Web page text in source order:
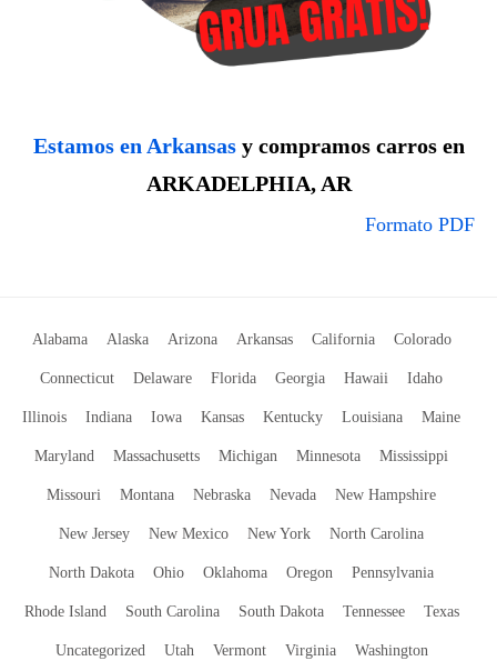
Estamos en Arkansasy compramos carros en
ARKADELPHIA, AR
Formato PDF
Alabama Alaska Arizona Arkansas California Colorado
Connecticut Delaware Florida Georgia Hawaii Idaho
Illinois Indiana Iowa Kansas Kentucky Louisiana Maine
Maryland Massachusetts Michigan Minnesota Mississippi
Missouri Montana Nebraska Nevada New Hampshire
New Jersey New Mexico New York North Carolina
North Dakota Ohio Oklahoma Oregon Pennsylvania
Rhode Island South Carolina South Dakota Tennessee Texas
Uncategorized Utah Vermont Virginia Washington